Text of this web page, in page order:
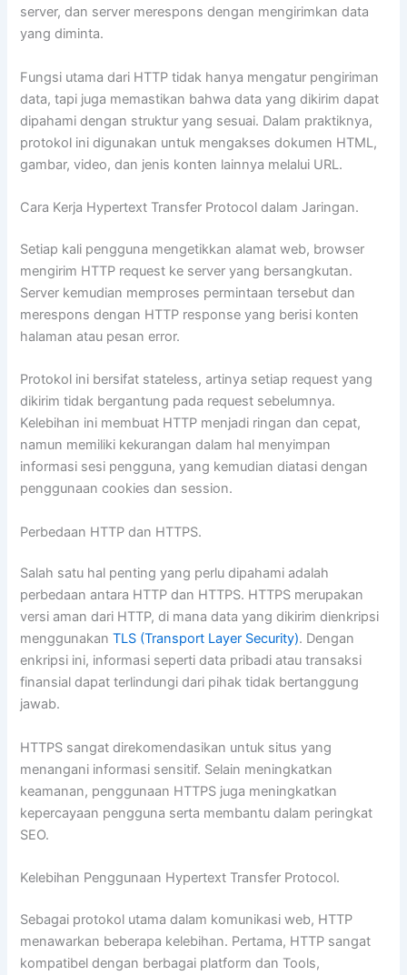
server, dan server merespons dengan mengirimkan data
yang diminta.
Fungsi utama dari HTTP tidak hanya mengatur pengiriman
data, tapi juga memastikan bahwa data yang dikirim dapat
dipahami dengan struktur yang sesuai. Dalam praktiknya,
protokol ini digunakan untuk mengakses dokumen HTML,
gambar, video, dan jenis konten lainnya melalui URL.
Cara Kerja Hypertext Transfer Protocol dalam Jaringan.
Setiap kali pengguna mengetikkan alamat web, browser
mengirim HTTP request ke server yang bersangkutan.
Server kemudian memproses permintaan tersebut dan
merespons dengan HTTP response yang berisi konten
halaman atau pesan error.
Protokol ini bersifat stateless, artinya setiap request yang
dikirim tidak bergantung pada request sebelumnya.
Kelebihan ini membuat HTTP menjadi ringan dan cepat,
namun memiliki kekurangan dalam hal menyimpan
informasi sesi pengguna, yang kemudian diatasi dengan
penggunaan cookies dan session.
Perbedaan HTTP dan HTTPS.
Salah satu hal penting yang perlu dipahami adalah
perbedaan antara HTTP dan HTTPS. HTTPS merupakan
versi aman dari HTTP, di mana data yang dikirim dienkripsi
menggunakanTLS (Transport Layer Security). Dengan
enkripsi ini, informasi seperti data pribadi atau transaksi
finansial dapat terlindungi dari pihak tidak bertanggung
jawab.
HTTPS sangat direkomendasikan untuk situs yang
menangani informasi sensitif. Selain meningkatkan
keamanan, penggunaan HTTPS juga meningkatkan
kepercayaan pengguna serta membantu dalam peringkat
SEO.
Kelebihan Penggunaan Hypertext Transfer Protocol.
Sebagai protokol utama dalam komunikasi web, HTTP
menawarkan beberapa kelebihan. Pertama, HTTP sangat
kompatibel dengan berbagai platform dan Tools,